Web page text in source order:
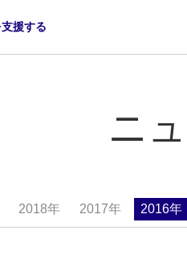
援する
ニ
2018年 2017年 2016年